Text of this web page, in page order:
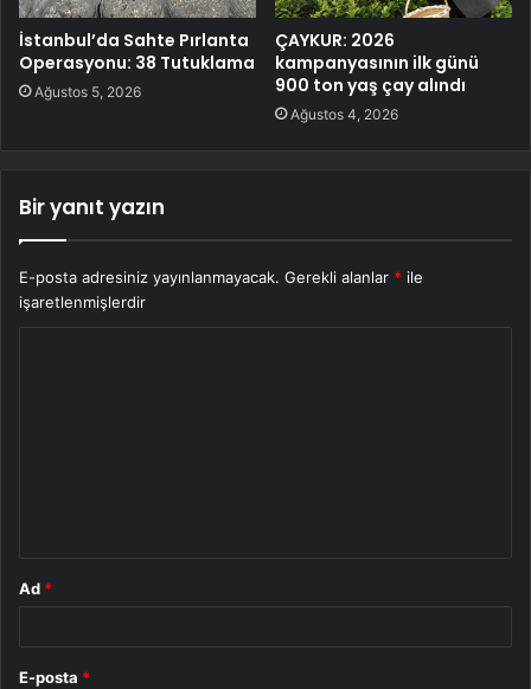
İstanbul’da Sahte Pırlanta
Operasyonu: 38 Tutuklama
Ağustos 5, 2026
ÇAYKUR: 2026
kampanyasının ilk günü
900 ton yaş çay alındı
Ağustos 4, 2026
Bir yanıt yazın
E-posta adresiniz yayınlanmayacak. Gerekli alanlar * ile
işaretlenmişlerdir
Ad *
E-posta *